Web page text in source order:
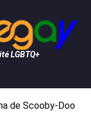
LGBTQ+
de Scooby-Doo